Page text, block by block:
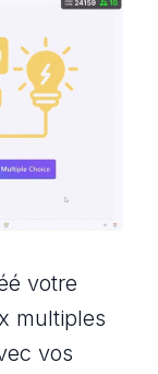
votre
multiples
vos